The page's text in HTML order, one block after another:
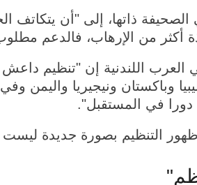
الصحيفة ذاتها، إلى "أن
أكثر من الإرهاب، فالدعم
وباكستان ونيجيريا واليمن
في المستقبل".
التنظيم بصورة جديدة